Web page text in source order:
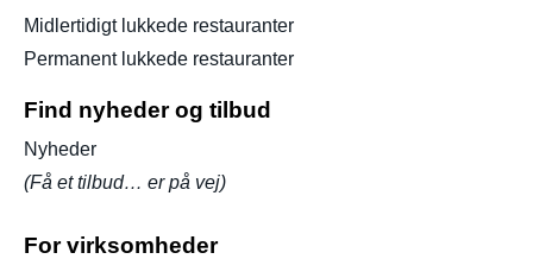
Midlertidigt lukkede restauranter
Permanent lukkede restauranter
Find nyheder og tilbud
Nyheder
(Få et tilbud… er på vej)
For virksomheder